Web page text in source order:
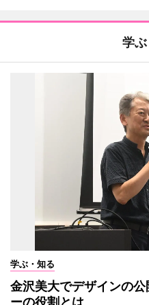
学
学ぶ・知る
金沢美大でデザインの
ーの役割とは